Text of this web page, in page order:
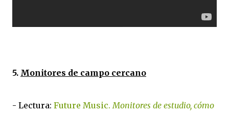
5. Monitores de campo cercano
- Lectura: Future Music.Monitores de estudio, cómo